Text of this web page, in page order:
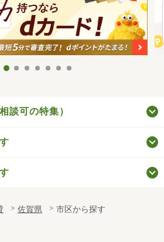
談可の特集）
佐賀県 市区から探す